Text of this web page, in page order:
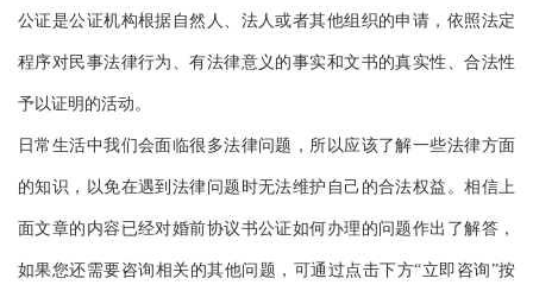
公证是公证机构根据自然人、法人或者其他组织的申请，依照法定
程序对民事法律行为、有法律意义的事实和文书的真实性、合法性
予以证明的活动。
日常生活中我们会面临很多法律问题，所以应该了解一些法律方面
的知识，以免在遇到法律问题时无法维护自己的合法权益。相信上
面文章的内容已经对婚前协议书公证如何办理的问题作出了解答，
如果您还需要咨询相关的其他问题，可通过点击下方“立即咨询”按